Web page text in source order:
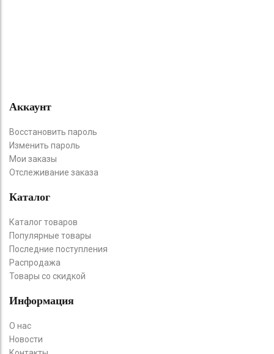
Аккаунт
Восстановить пароль
Изменить пароль
Мои заказы
Отслеживание заказа
Каталог
Каталог товаров
Популярные товары
Последние поступления
Распродажа
Товары со скидкой
Информация
О нас
Новости